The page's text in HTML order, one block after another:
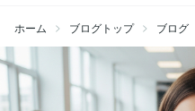
ホーム ブログトップ ブログ